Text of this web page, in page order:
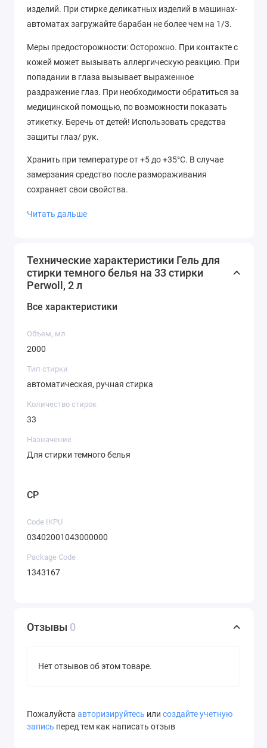
изделий. При стирке деликатных изделий в машинах-
автоматах загружайте барабан не более чем на 1/3.
Меры предосторожности: Осторожно. При контакте с
кожей может вызывать аллергическую реакцию. При
попадании в глаза вызывает выраженное
раздражение глаз. При необходимости обратиться за
медицинской помощью, по возможности показать
этикетку. Беречь от детей! Использовать средства
защиты глаз/ рук.
Хранить при температуре от +5 до +35°С. В случае
замерзания средство после размораживания
сохраняет свои свойства.
Состав: 11-15% анионные ПАВ, менее 5%
Цитронеллол, консерванты (Бензизотиазолин,
Метилизотиазолин).
Читать дальше
Технические характеристики Гель для
стирки темного белья на 33 стирки
Perwoll, 2 л
Все характеристики
Объем, мл
2000
Тип стирки
автоматическая, ручная стирка
Количество стирок
33
Назначение
Для стирки темного белья
CP
Code IKPU
03402001043000000
Package Code
1343167
Отзывы 0
Нет отзывов об этом товаре.
Пожалуйста авторизируйтесь или создайте учетную
запись перед тем как написать отзыв